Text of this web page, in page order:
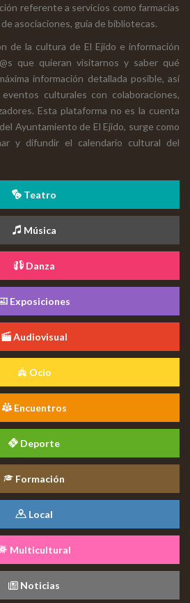
referente a servicios como farmacias
asociaciones, guía de bibliotecas.
de la cultura de El Ejido e información
que quieran visitarnos y saber qué
información detallada posible, así
culturales con colaboraciones,
Esta plataforma no es la cuenta
Ayuntamiento de El Ejido, surge como
y difundir el calendario cultural del
Teatro
Música
Danza
Exposiciones
Audiovisual
Ocio
Encuentros
Deporte
Formación
Local
Multicultural
Noticias